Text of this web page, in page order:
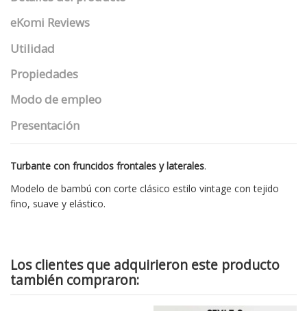
eKomi Reviews
Utilidad
Propiedades
Modo de empleo
Presentación
Turbante con fruncidos frontales y laterales.
Modelo de bambú con corte clásico estilo vintage con tejido
fino, suave y elástico.
Los clientes que adquirieron este producto
también compraron: